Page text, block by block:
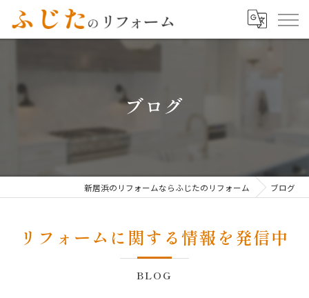
ブログ
新居浜のリフォームならふじたのリフォーム ブログ
リフォームに関する情報を発信中
BLOG